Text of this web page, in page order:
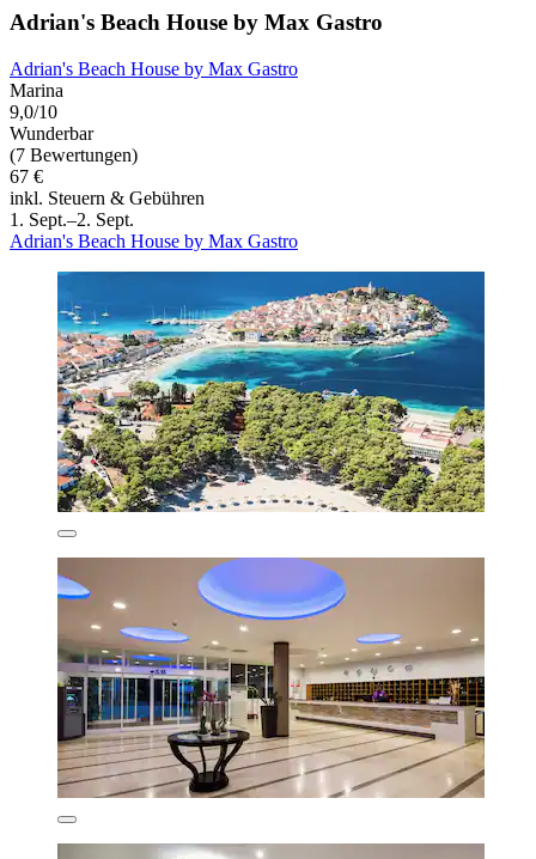
Adrian's Beach House by Max Gastro
Adrian's Beach House by Max Gastro
Marina
9,0/10
Wunderbar
(7 Bewertungen)
67 €
inkl. Steuern & Gebühren
1. Sept.–2. Sept.
Adrian's Beach House by Max Gastro